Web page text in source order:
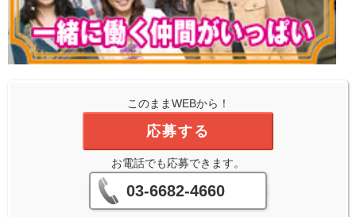
このままWEBから！
応募する
お電話でも応募できます。
03-6682-4660